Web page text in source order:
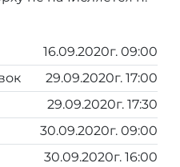
16.09.2020г. 09:00
29.09.2020г. 17:00
29.09.2020г. 17:30
30.09.2020г. 09:00
30.09.2020г. 16:00